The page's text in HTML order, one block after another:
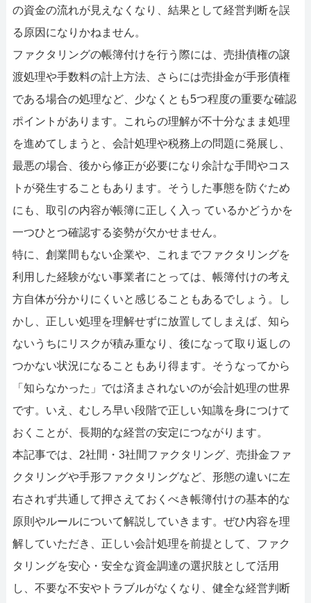
の資金の流れが見えなくなり、結果として経営判断を誤
る原因になりかねません。
ファクタリングの帳簿付けを行う際には、売掛債権の譲
渡処理や手数料の計上方法、さらには売掛金が手形債権
である場合の処理など、少なくとも5つ程度の重要な確認
ポイントがあります。これらの理解が不十分なまま処理
を進めてしまうと、会計処理や税務上の問題に発展し、
最悪の場合、後から修正が必要になり余計な手間やコス
トが発生することもあります。そうした事態を防ぐため
にも、取引の内容が帳簿に正しく入っ ているかどうかを
一つひとつ確認する姿勢が欠かせません。
特に、創業間もない企業や、これまでファクタリングを
利用した経験がない事業者にとっては、帳簿付けの考え
方自体が分かりにくいと感じることもあるでしょう。し
かし、正しい処理を理解せずに放置してしまえば、知ら
ないうちにリスクが積み重なり、後になって取り返しの
つかない状況になることもあり得ます。そうなってから
「知らなかった」では済まされないのが会計処理の世界
です。いえ、むしろ早い段階で正しい知識を身につけて
おくことが、長期的な経営の安定につながります。
本記事では、2社間・3社間ファクタリング、売掛金ファ
クタリングや手形ファクタリングなど、形態の違いに左
右されず共通して押さえておくべき帳簿付けの基本的な
原則やルールについて解説していきます。ぜひ内容を理
解していただき、正しい会計処理を前提として、ファク
タリングを安心・安全な資金調達の選択肢として活用
し、不要な不安やトラブルがなくなり、健全な経営判断